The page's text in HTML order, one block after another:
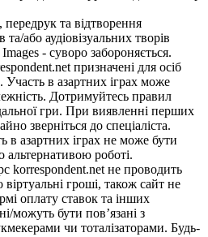
та відтворення
або аудіовізуальних творів
- суворо забороняється.
призначені для осіб
в азартних іграх може
Дотримуйтесь правил
гри. При виявленні перших
зверніться до спеціаліста.
в азартних іграх не може бути
альтернативою роботі.
korrespondent.net не проводить
віртуальні гроші, також сайт не
оплату ставок та інших
можуть бути пов’язані з
чи тоталізаторами. Будь-